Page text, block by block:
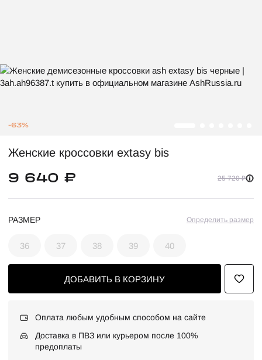
-63%
Женские кроссовки extasy bis
9 640 ₽ 25 720 ₽
РАЗМЕР Определить размер
36 37 38 39 40
ДОБАВИТЬ В КОРЗИНУ
Оплата любым удобным способом на сайте
Доставка в ПВЗ или курьером после 100%
предоплаты